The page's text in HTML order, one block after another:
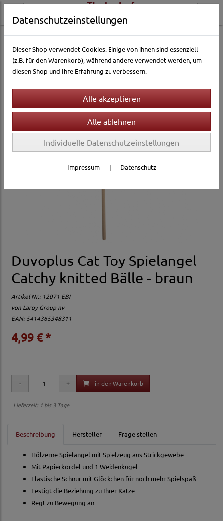
Katzenwelt Katzenspielzeug Katzenspielangeln & Co
Duvoplus Cat Toy Spielangel
Catchy knitted Bälle - braun
Artikel-Nr.: 12071-EBI
von Laroy Group nv
EAN: 5414365348311
4,99 € *
in den Warenkorb
Lieferzeit: 1 bis 3 Tage
Beschreibung Hersteller Frage stellen
Hölzerne Spielangel mit Spielzeug aus Strickgewebe
Mit Papierkordel und 1 Weidenkugel
Elastische Schnur mit Glöckchen für noch mehr Spielspaß
Festigt die Beziehung zu Ihrer Katze
Regt zu Bewegung an
Datenschutzeinstellungen
Dieser Shop verwendet Cookies. Einige von ihnen sind essenziell
(z.B. für den Warenkorb), während andere verwendet werden, um
diesen Shop und Ihre Erfahrung zu verbessern.
Individuelle Datenschutzeinstellungen
Impressum | Datenschutz